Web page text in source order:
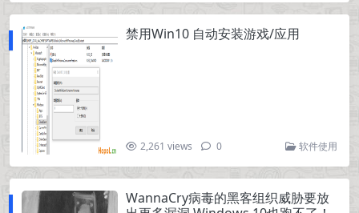
禁用Win10 自动安装游戏/应用
2,261 views 0 软件使用
WannaCry病毒的黑客组织威胁要放